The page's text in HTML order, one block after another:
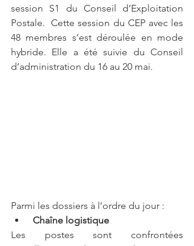
session S1 du Conseil d’Exploitation
Postale.  Cette session du CEP avec les
48 membres s’est déroulée en mode
hybride. Elle a été suivie du Conseil
d’administration du 16 au 20 mai.
Parmi les dossiers à l’ordre du jour :
Chaîne logistique
Les postes sont confrontées